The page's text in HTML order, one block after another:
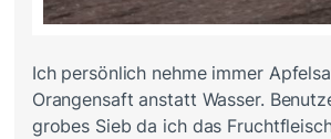
Ich persönlich nehme immer
Orangensaft anstatt Wasser.
grobes Sieb da ich das